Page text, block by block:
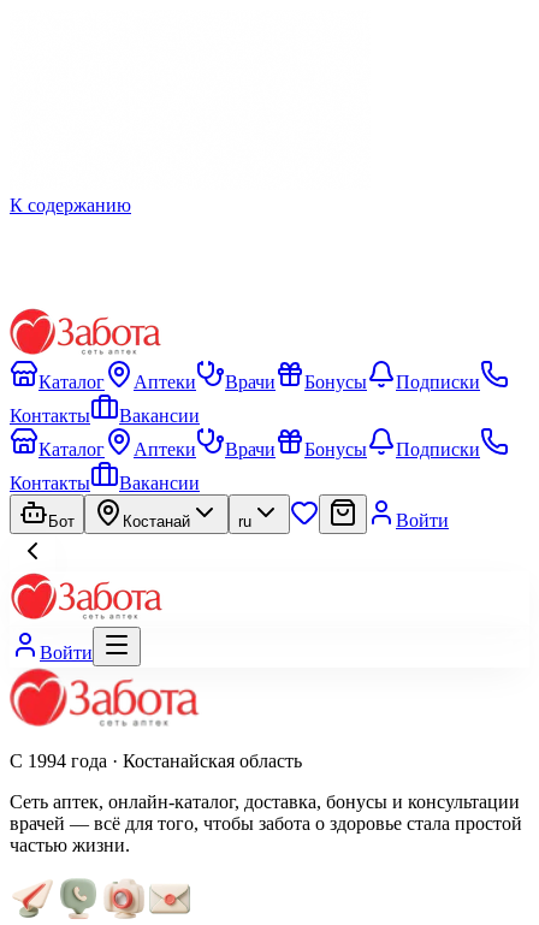
К содержанию
Каталог Аптеки Врачи Бонусы
Подписки
Контакты
Вакансии
Каталог
Аптеки Врачи Бонусы
Подписки
Контакты
Вакансии
Бот Костанай ru Войти
Войти
С 1994 года · Костанайская область
Сеть аптек, онлайн-каталог, доставка, бонусы и консультации
врачей — всё для того, чтобы забота о здоровье стала простой
частью жизни.